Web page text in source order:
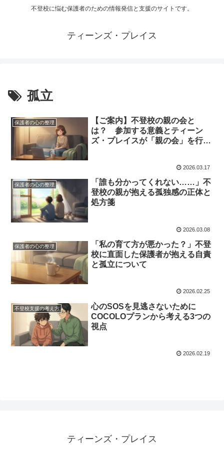
不登校に悩む保護者のための情報発信と支援のサイトです。
ティーンズ・プレイス
孤立
保護者の心の整理
【ご案内】不登校の親の会と
は？ 参加する意義とティーン
ズ・プレイスが「親の会」を行う
2026.03.17
保護者の心の整理
「誰も分かってくれない……」不
登校の親が抱える孤独感の正体と
処方箋
2026.03.08
保護者の心の整理
「私の育て方が悪かった？」不登
校に直面した保護者が抱える自責
と孤立について
2026.02.25
不登校支援の考え方
心のSOSを見逃さないために
COCOLOプランから考える3つの
視点
2026.02.19
ティーンズ・プレイス